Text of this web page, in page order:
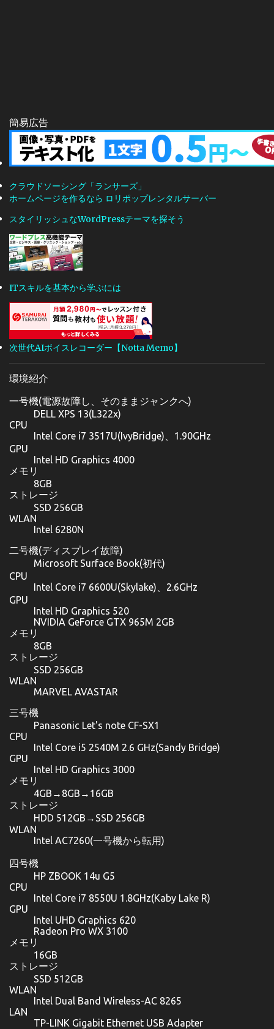
簡易広告
クラウドソーシング「ランサーズ」
ホームページを作るなら ロリポップレンタルサーバー
スタイリッシュなWordPressテーマを探そう
ITスキルを基本から学ぶには
次世代AIボイスレコーダー【Notta Memo】
環境紹介
一号機(電源故障し、そのままジャンクへ)
DELL XPS 13(L322x)
CPU
Intel Core i7 3517U(IvyBridge)、1.90GHz
GPU
Intel HD Graphics 4000
メモリ
8GB
ストレージ
SSD 256GB
WLAN
Intel 6280N
二号機(ディスプレイ故障)
Microsoft Surface Book(初代)
CPU
Intel Core i7 6600U(Skylake)、2.6GHz
GPU
Intel HD Graphics 520
NVIDIA GeForce GTX 965M 2GB
メモリ
8GB
ストレージ
SSD 256GB
WLAN
MARVEL AVASTAR
三号機
Panasonic Let's note CF-SX1
CPU
Intel Core i5 2540M 2.6 GHz(Sandy Bridge)
GPU
Intel HD Graphics 3000
メモリ
4GB→8GB→16GB
ストレージ
HDD 512GB→SSD 256GB
WLAN
Intel AC7260(一号機から転用)
四号機
HP ZBOOK 14u G5
CPU
Intel Core i7 8550U 1.8GHz(Kaby Lake R)
GPU
Intel UHD Graphics 620
Radeon Pro WX 3100
メモリ
16GB
ストレージ
SSD 512GB
WLAN
Intel Dual Band Wireless-AC 8265
LAN
TP-LINK Gigabit Ethernet USB Adapter